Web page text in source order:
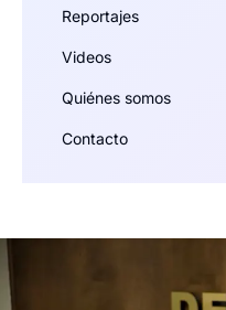
Reportajes
Videos
Quiénes somos
Contacto